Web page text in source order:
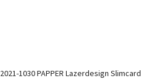
2021-1030 PAPPER Lazerdesign Slimcard